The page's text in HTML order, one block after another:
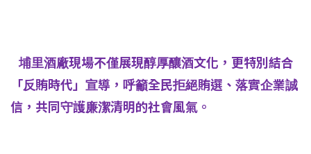
埔里酒廠現場不僅展現醇厚釀酒文化，更特別結合
「反賄時代」宣導，呼籲全民拒絕賄選、落實企業誠
信，共同守護廉潔清明的社會風氣。